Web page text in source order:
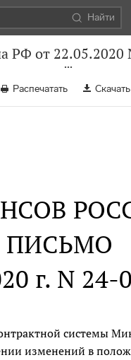
Найти
РФ от 22.05.2020
Распечатать Скачать
ПИСЬМО
г. N
системы
изменений в